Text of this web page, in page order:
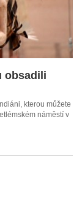
obsadili
kterou můžete
náměstí v